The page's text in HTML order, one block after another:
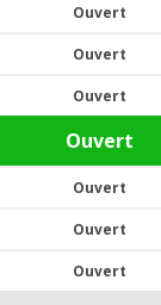
Ouvert
Ouvert
Ouvert
Ouvert
Ouvert
Ouvert
Ouvert